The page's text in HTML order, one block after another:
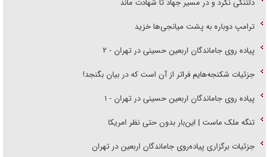
ترامپ دوباره به پشت میانجی‌ها خزید
پیاده روی جاماندگان اربعین حسینی در تهران - ۲
جزئیات شکنجه‌هایم فراتر از آن است که در بیان بگنجد!
پیاده روی جاماندگان اربعین حسینی در تهران - ۱
تنگه ملک ماست | این‌بار بدون حتی نظر امریکا
جزئیات برگزاری پیاده‌روی جاماندگان اربعین در تهران